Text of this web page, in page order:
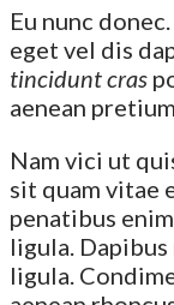
Eu nunc
eget vel dis
tincidunt cras
aenean
Nam vici ut
sit quam vitae
penatibus
ligula.
ligula.